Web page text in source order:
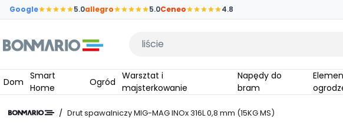
Przejdź do głównej zawartości strony
Google 5.0allegro 5.0Ceneo 4.8
Wpisz czego szukasz
Dom
Smart
Home
Ogród
Warsztat i
majsterkowanie
Napędy do
bram
Elementy bram i
/ Drut spawalniczy MIG-MAG INOx 316L 0,8 mm (15KG MS)